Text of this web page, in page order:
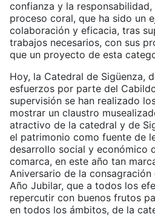
confianza y la
proceso coral, que ha sido un
colaboración y eficacia, tras
trabajos necesarios, con sus
que un proyecto de esta
Hoy, la Catedral de Sigüenza,
esfuerzos por parte del
supervisión se han realizado
mostrar un claustro
atractivo de la catedral y de
el patrimonio como fuente de
desarrollo social y económico
comarca, en este año tan
Aniversario de la
Año Jubilar, que a todos los
repercutir con buenos frutos
en todos los ámbitos, de la